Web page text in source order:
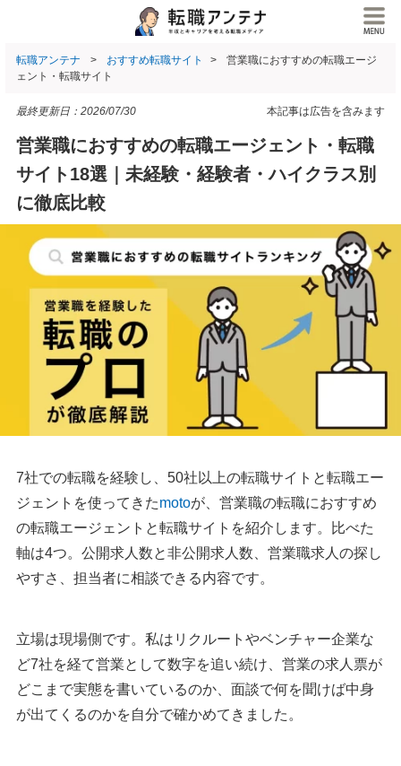
転職アンテナ おすすめ転職サイト
営業職におすすめの転職エージ
ェント・転職サイト
本記事は広告を含みます
最終更新日： 2026/07/30
営業職におすすめの転職エージェント・転職
サイト18選｜未経験・経験者・ハイクラス別
に徹底比較
7社での転職を経験し、50社以上の転職サイトと転職エー
ジェントを使ってきたmotoが、営業職の転職におすすめ
の転職エージェントと転職サイトを紹介します。比べた
軸は4つ。公開求人数と非公開求人数、営業職求人の探し
やすさ、担当者に相談できる内容です。
立場は現場側です。私はリクルートやベンチャー企業な
ど7社を経て営業として数字を追い続け、営業の求人票が
どこまで実態を書いているのか、面談で何を聞けば中身
が出てくるのかを自分で確かめてきました。